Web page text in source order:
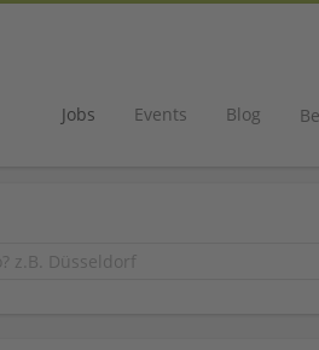
Jobs Events Blog